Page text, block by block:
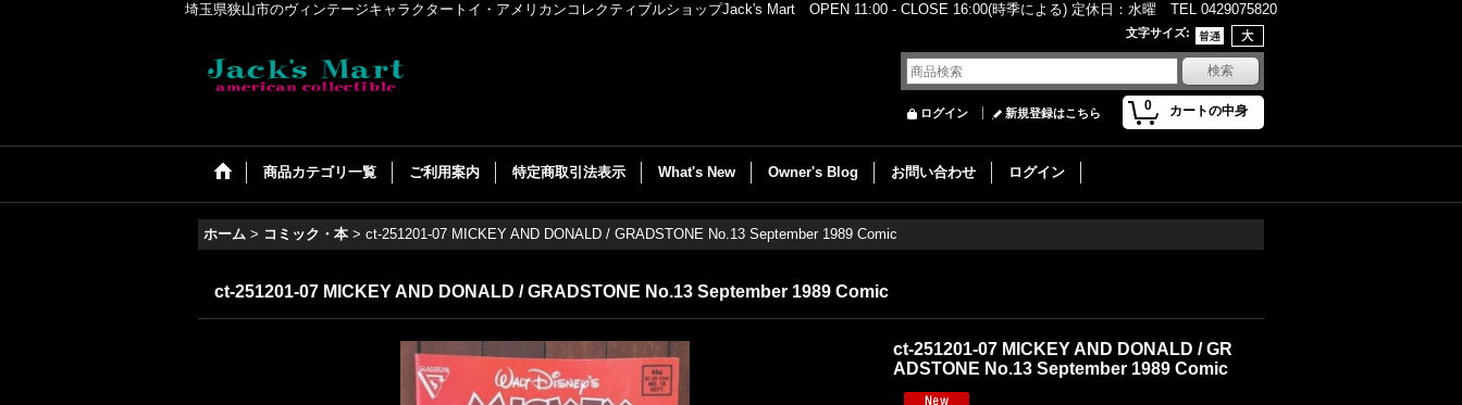
埼玉県狭山市のヴィンテージキャラクタートイ・アメリカンコレクティブルショップJack's Mart OPEN 11:00 - CLOSE 16:00(時季による) 定休日：水曜 TEL 0429075820
文字サイズ:
0 カートの中身
ログイン 新規登録はこちら
商品カテゴリ一覧 ご利用案内 特定商取引法表示 What's New Owner's Blog お問い合わせ ログイン
ホーム > コミック・本 > ct-251201-07 MICKEY AND DONALD / GRADSTONE No.13 September 1989 Comic
ct-251201-07 MICKEY AND DONALD / GRADSTONE No.13 September 1989 Comic
ct-251201-07 MICKEY AND DONALD / GR
ADSTONE No.13 September 1989 Comic